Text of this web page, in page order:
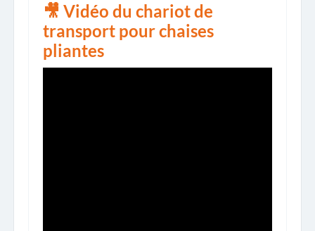
🎥 Vidéo du chariot de
transport pour chaises
pliantes